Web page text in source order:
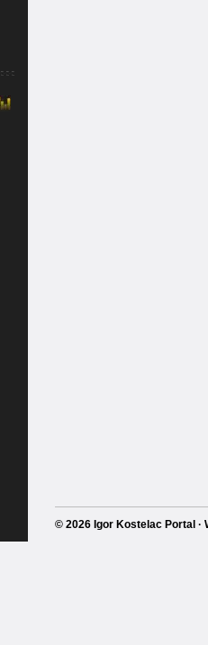
© 2026 Igor Kostelac Portal